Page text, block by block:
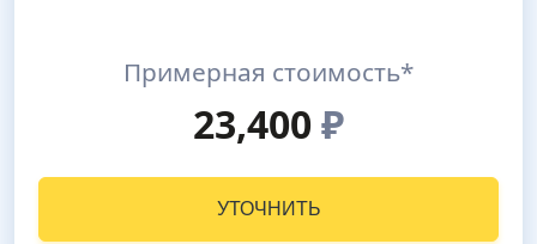
Примерная стоимость*
23,400₽
УТОЧНИТЬ